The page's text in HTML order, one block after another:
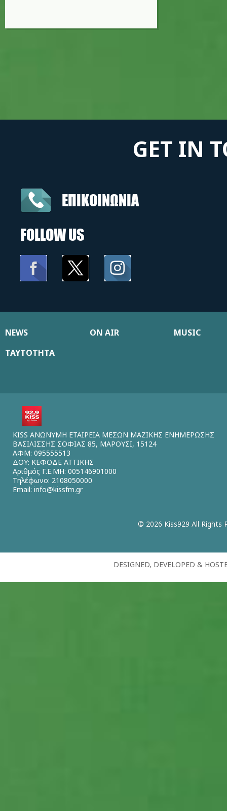
GET IN
ΕΠΙΚΟΙΝΩΝΙΑ
FOLLOW US
NEWS ON AIR
MUSIC
ΤΑΥΤΟΤΗΤΑ
KISS ΑΝΩΝΥΜΗ ΕΤΑΙΡΕΙΑ ΜΕΣΩΝ ΜΑΖΙΚΗΣ ΕΝΗΜΕΡΩΣΗΣ
ΒΑΣΙΛΙΣΣΗΣ ΣΟΦΙΑΣ 85, ΜΑΡΟΥΣΙ, 15124
ΑΦΜ: 095555513
ΔΟΥ: ΚΕΦΟΔΕ ΑΤΤΙΚΗΣ
Αριθμός Γ.Ε.ΜΗ: 005146901000
Τηλέφωνο: 2108050000
Email: info@kissfm.gr
© 2026 Kiss929 All Rights
DESIGNED, DEVELOPED &